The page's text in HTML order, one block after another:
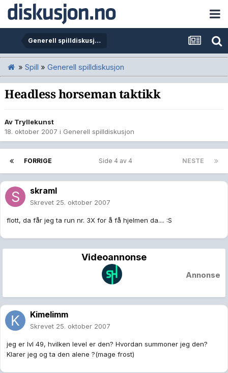
Generell spilldiskusjon
» Spill » Generell spilldiskusjon
Headless horseman taktikk
Av Tryllekunst
18. oktober 2007 i Generell spilldiskusjon
FORRIGE NESTE
Side 4 av 4
skraml
Skrevet 25. oktober 2007
flott, da får jeg ta run nr. 3X for å få hjelmen da.... :S
Videoannonse
Annonse
Kimelimm
Skrevet 25. oktober 2007
jeg er lvl 49, hvilken level er den? Hvordan summoner jeg den?
Klarer jeg og ta den alene ?(mage frost)